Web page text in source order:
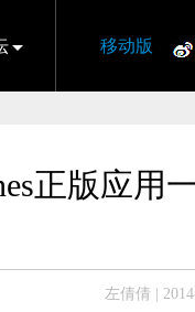
移动版
正版应用
左倩倩 |